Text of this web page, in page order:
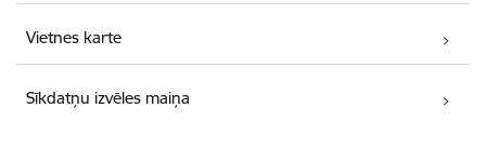
Vietnes karte
Sīkdatņu izvēles maiņa